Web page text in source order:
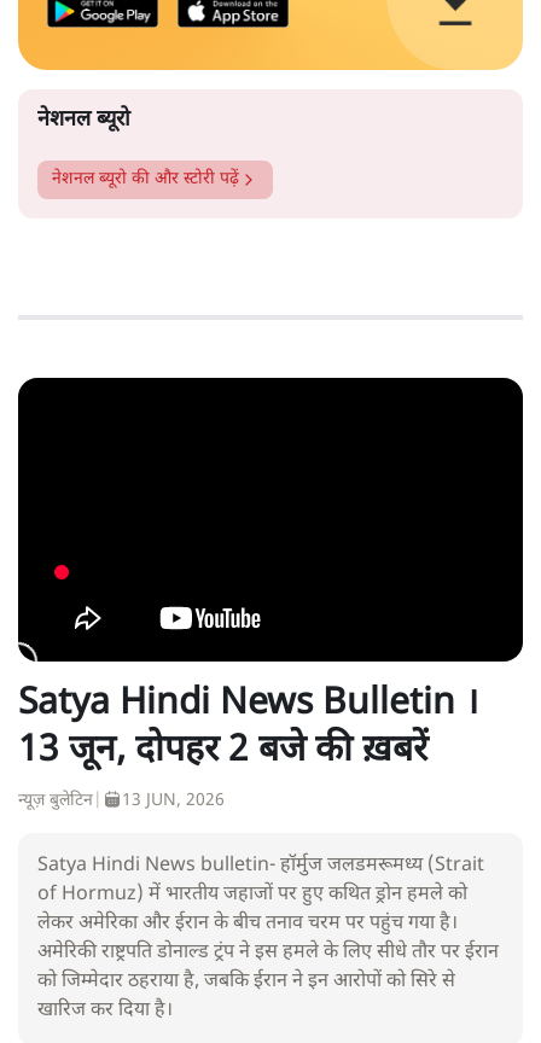
नेशनल ब्यूरो
नेशनल ब्यूरो की और स्टोरी पढ़ें
Satya Hindi News Bulletin ।
13 जून, दोपहर 2 बजे की ख़बरें
न्यूज़ बुलेटिन 13 JUN, 2026
Satya Hindi News bulletin- हॉर्मुज जलडमरूमध्य (Strait
of Hormuz) में भारतीय जहाजों पर हुए कथित ड्रोन हमले को
लेकर अमेरिका और ईरान के बीच तनाव चरम पर पहुंच गया है।
अमेरिकी राष्ट्रपति डोनाल्ड ट्रंप ने इस हमले के लिए सीधे तौर पर ईरान
को जिम्मेदार ठहराया है, जबकि ईरान ने इन आरोपों को सिरे से
खारिज कर दिया है।